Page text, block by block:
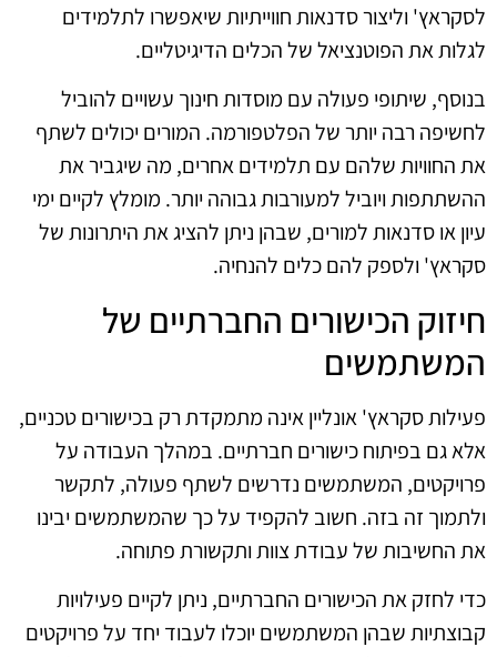
לסקראץ' וליצור סדנאות חווייתיות שיאפשרו לתלמידים
לגלות את הפוטנציאל של הכלים הדיגיטליים.
בנוסף, שיתופי פעולה עם מוסדות חינוך עשויים להוביל
לחשיפה רבה יותר של הפלטפורמה. המורים יכולים לשתף
את החוויות שלהם עם תלמידים אחרים, מה שיגביר את
ההשתתפות ויוביל למעורבות גבוהה יותר. מומלץ לקיים ימי
עיון או סדנאות למורים, שבהן ניתן להציג את היתרונות של
סקראץ' ולספק להם כלים להנחיה.
חיזוק הכישורים החברתיים של
המשתמשים
פעילות סקראץ' אונליין אינה מתמקדת רק בכישורים טכניים,
אלא גם בפיתוח כישורים חברתיים. במהלך העבודה על
פרויקטים, המשתמשים נדרשים לשתף פעולה, לתקשר
ולתמוך זה בזה. חשוב להקפיד על כך שהמשתמשים יבינו
את החשיבות של עבודת צוות ותקשורת פתוחה.
כדי לחזק את הכישורים החברתיים, ניתן לקיים פעילויות
קבוצתיות שבהן המשתמשים יוכלו לעבוד יחד על פרויקטים